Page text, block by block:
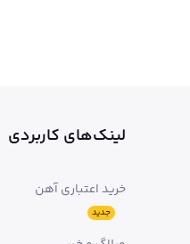
لینک‌های کاربردی
خرید اعتباری آهن
جدید